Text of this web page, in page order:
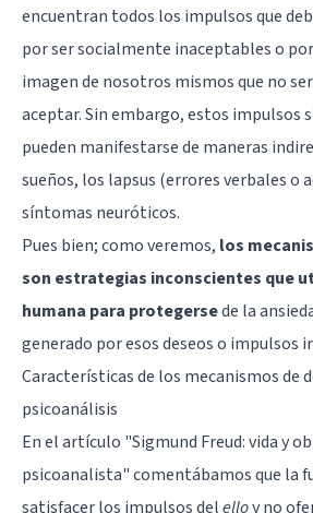
encuentran todos los impulsos que
por ser socialmente inaceptables o
imagen de nosotros mismos que no
aceptar. Sin embargo, estos impulsos
pueden manifestarse de maneras
sueños, los lapsus (errores verbales o
síntomas neuróticos.
Pues bien; como veremos, los
son estrategias inconscientes que
humana para protegersede la
generado por esos deseos o impulsos
Características de los mecanismos de
psicoanálisis
En el artículo "Sigmund Freud: vida y
psicoanalista"comentábamos que la
satisfacer los impulsos delelloy no